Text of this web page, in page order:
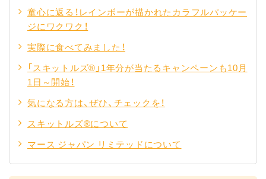
童心に返る！レインボーが描かれたカラフルパッケー
ジにワクワク！
実際に食べてみました！
「スキットルズ®」1年分が当たるキャンペーンも10月
1日～開始！
気になる方は、ぜひ、チェックを！
スキットルズ®について
マース ジャパン リミテッドについて